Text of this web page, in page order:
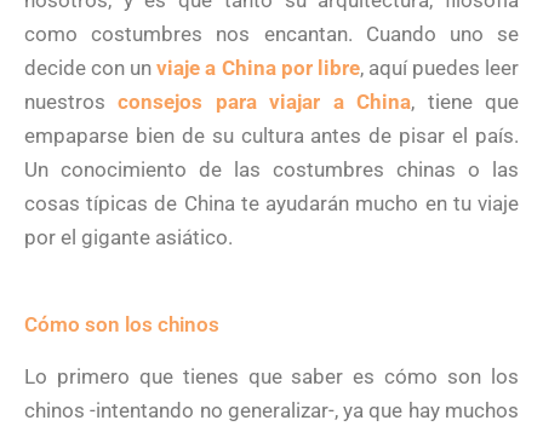
como costumbres nos encantan. Cuando uno se
decide con unviaje a China por libre, aquí puedes leer
nuestrosconsejos para viajar a China, tiene que
empaparse bien de su cultura antes de pisar el país.
Un conocimiento de las costumbres chinas o las
cosas típicas de China te ayudarán mucho en tu viaje
por el gigante asiático.
Cómo son los chinos
Lo primero que tienes que saber es cómo son los
chinos -intentando no generalizar-, ya que hay muchos